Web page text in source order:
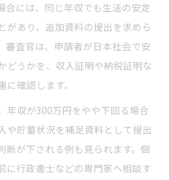
合には、同じ年収でも生活の安定
があり、追加資料の提出を求めら
審査官は、申請者が日本社会で安
どうかを、収入証明や納税証明な
に確認します。
年収が300万円をやや下回る場合
や貯蓄状況を補足資料として提出
断が下される例も見られます。個
に行政書士などの専門家へ相談す